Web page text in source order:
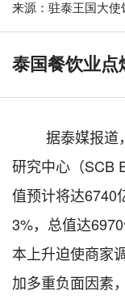
来源：驻泰王国大使
泰国餐饮业点
据泰媒报道
研究中心（SCB
值预计将达6740
3%，总值达
本上升迫使商家
加多重负面因素